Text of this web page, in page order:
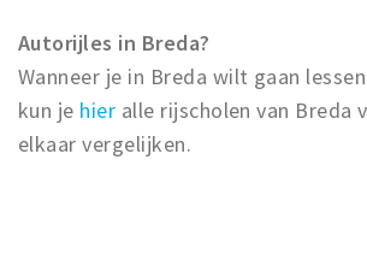
Autorijles in Breda?
Wanneer je in Breda wilt gaan
kun je hier alle rijscholen van Breda
elkaar vergelijken.